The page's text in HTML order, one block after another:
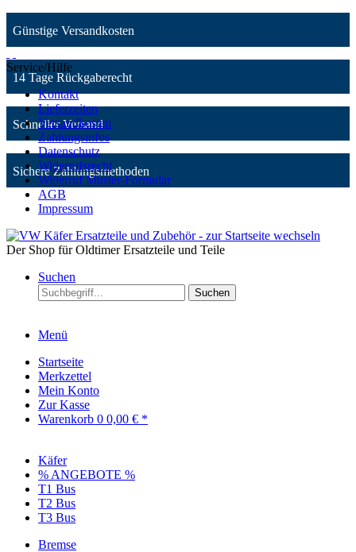
Günstige Versandkosten
14 Tage Rückgaberecht
Schneller Versand
Sichere Zahlungsmethoden
Service/Hilfe
Kontakt
Lieferzeiten
Versandkosten
Zahlungsinfos
Datenschutz
Widerrufsrecht
Widerruf Muster-Formular
AGB
Impressum
Der Shop für Oldtimer Ersatzteile und Teile
Suchen
Suchen
Menü
Startseite
Merkzettel
Mein Konto
Zur Kasse
Warenkorb 0 0,00 € *
Käfer
% ANGEBOTE %
T1 Bus
T2 Bus
T3 Bus
Bremse